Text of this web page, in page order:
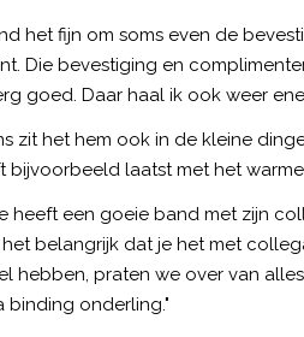
het fijn om soms even de
Die bevestiging en
goed. Daar haal ik ook weer
zit het hem ook in de kleine
bijvoorbeeld laatst met het
heeft een goeie band met zijn
belangrijk dat je het met
hebben, praten we over van
binding onderling."